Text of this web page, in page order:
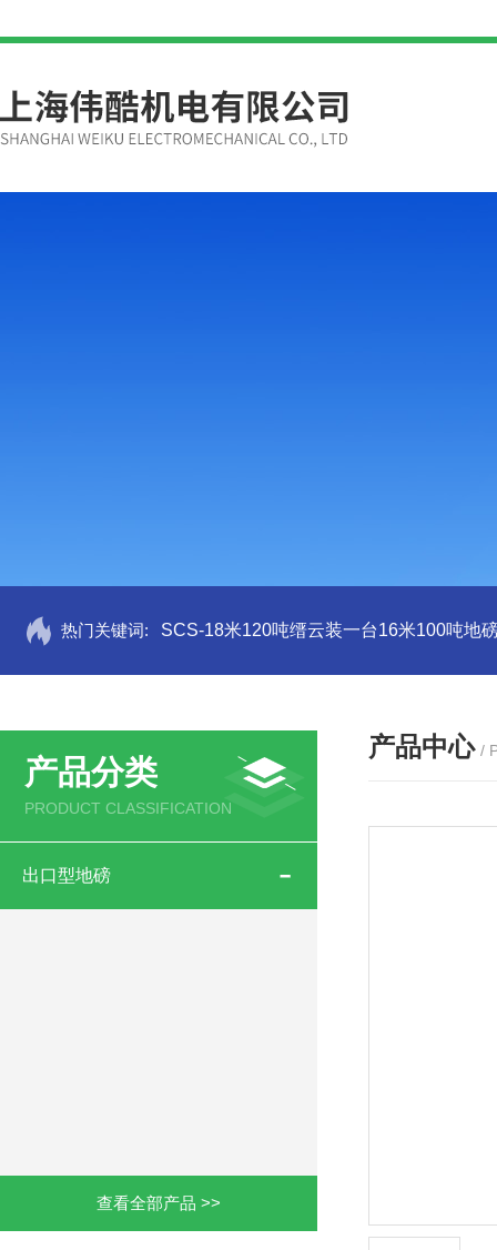
热门关键词: SCS-18米120吨缙云装一台16米100吨地
产品分类
PRODUCT CLASSIFICATION
出口型地磅
查看全部产品 >>
产品中心 /